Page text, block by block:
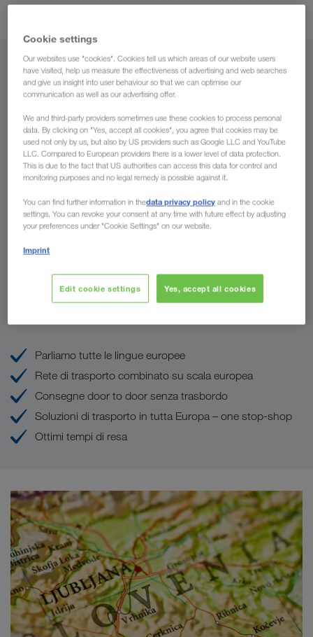
neltrasporto combinato.
Da
Italia
Parliamo tutte le lingue europee
Rete di trasporto combinato su scala europea
Consegne door to door senza trasbordo
Soluzioni di trasporto in tutta Europa – one stop-shop
Ottimi tempi di resa
Cookie settings
Our websites use "cookies". Cookies tell us which areas of our website users
have visited, help us measure the effectiveness of advertising and web searches
and give us insight into user behaviour so that we can optimise our
communication as well as our advertising offer.
We and third-party providers sometimes use these cookies to process personal
data. By clicking on "Yes, accept all cookies", you agree that cookies may be
used not only by us, but also by US providers such as Google LLC and YouTube
LLC. Compared to European providers there is a lower level of data protection.
This is due to the fact that US authorities can access this data for control and
monitoring purposes and no legal remedy is possible against it.
You can find further information in thedata privacy policy and in the cookie
settings. You can revoke your consent at any time with future effect by adjusting
your preferences under "Cookie Settings" on our website.
Imprint
Edit cookie settings Yes, accept all cookies